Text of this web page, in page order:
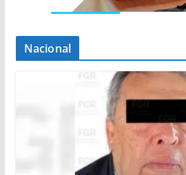
Nacional